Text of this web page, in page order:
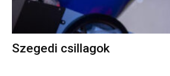
Szegedi csillagok